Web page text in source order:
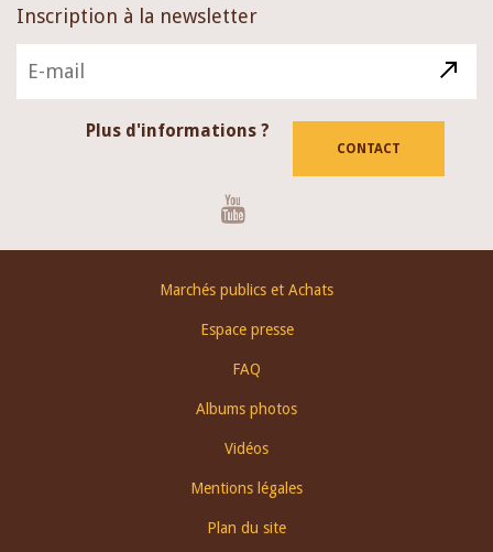
Inscription à la newsletter
Plus d'informations ?
CONTACT
Marchés publics et Achats
Espace presse
FAQ
Albums photos
Vidéos
Mentions légales
Plan du site